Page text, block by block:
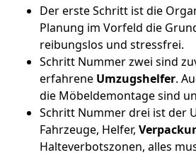
Der erste Schritt ist die
Planung im Vorfeld die
reibungslos und stressfrei.
Schritt Nummer zwei sind
erfahrene Umzugshelfer.
die Möbeldemontage sind
Schritt Nummer drei ist der
Fahrzeuge, Helfer,
Halteverbotszonen, alles